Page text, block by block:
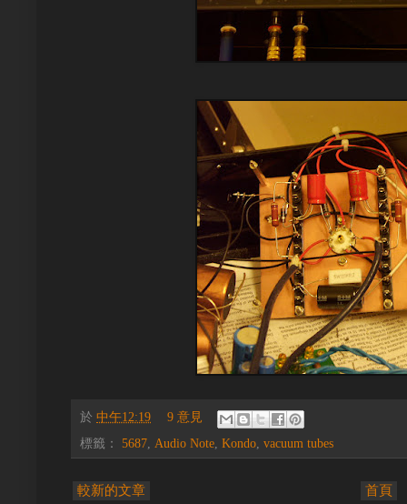
於 中午12:19
9 意見
標籤： 5687 Audio Note Kondo vacuum tubes
較新的文章 首頁